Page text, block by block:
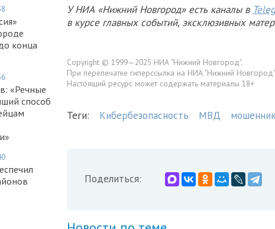
конца
«Речные
способ
У НИА «Нижний Новгород» есть каналы в
в курсе главных событий, эксклюзивных
Copyright © 1999—2025 НИА "Нижний Новгород".
При перепечатке гиперссылка на НИА "Нижний Новгород"
Настоящий ресурс может содержать материалы 18+
Теги: Кибербезопасность МВД
Поделиться: